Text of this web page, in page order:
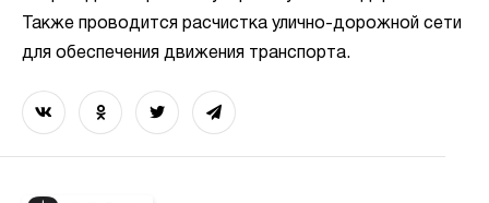
Также проводится расчистка улично-дорожной сети
для обеспечения движения транспорта.